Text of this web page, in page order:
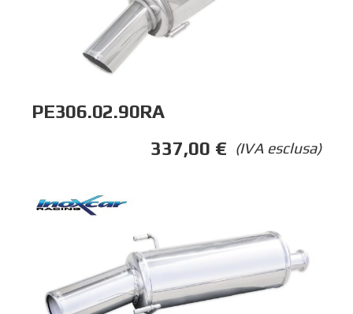
PE306.02.90RA
(IVA esclusa)
337,00 €